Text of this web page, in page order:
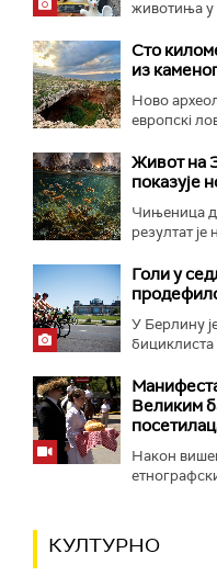
животиња у
Сто
из
Ново
европскi
Живот на
показује
Чињеница
резултат је
Голи у
У Берлину
бициклиста
Великим
Након
КУЛТУРНО